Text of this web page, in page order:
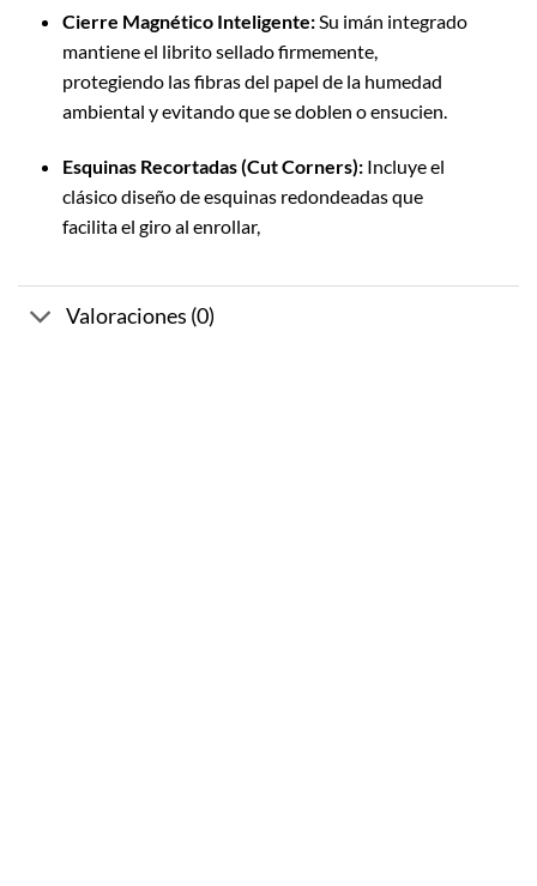
Cierre Magnético Inteligente:Su imán integrado
mantiene el librito sellado firmemente,
protegiendo las fibras del papel de la humedad
ambiental y evitando que se doblen o ensucien.
Esquinas Recortadas (Cut Corners):Incluye el
clásico diseño de esquinas redondeadas que
facilita el giro al enrollar,
Valoraciones (0)